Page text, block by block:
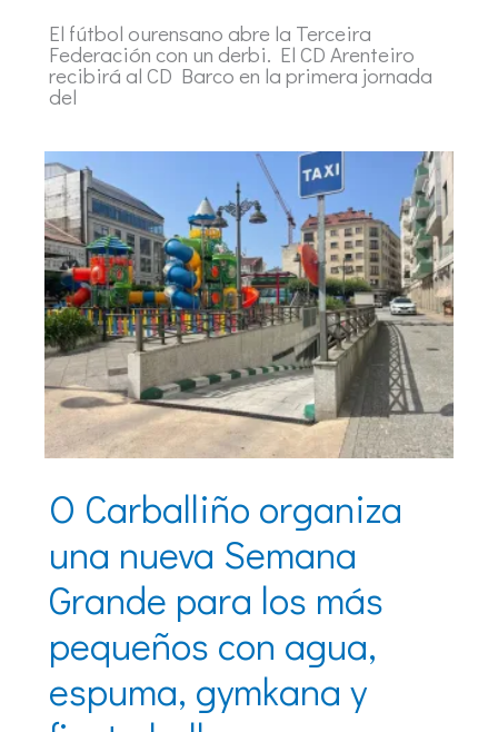
El fútbol ourensano abre la Terceira
Federación con un derbi. El CD Arenteiro
recibirá al CD Barco en la primera jornada
del
O Carballiño organiza
una nueva Semana
Grande para los más
pequeños con agua,
espuma, gymkana y